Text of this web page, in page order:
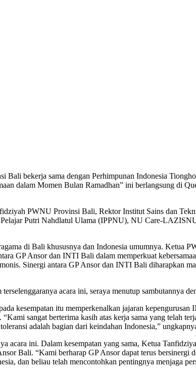
Bali bekerja sama dengan Perhimpunan Indonesia
dalam Momen Bulan Ramadhan” ini berlangsung di
PWNU Provinsi Bali, Rektor Institut Sains dan
Putri Nahdlatul Ulama (IPPNU), NU Care-
di Bali khususnya dan Indonesia umumnya. Ketua
GP Ansor dan INTI Bali dalam memperkuat
Sinergi antara GP Ansor dan INTI Bali diharapkan
acara ini, seraya menutup sambutannya
kesempatan itu memperkenalkan jajaran
sangat berterima kasih atas kerja sama yang telah
adalah bagian dari keindahan Indonesia,”
acara ini. Dalam kesempatan yang sama, Ketua
Bali. “Kami berharap GP Ansor dapat terus
dan beliau telah mencontohkan pentingnya menjaga